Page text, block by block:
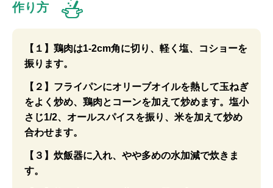
作り方
【１】鶏肉は1-2cm角に切り、軽く塩、コショーを
振ります。
【２】フライパンにオリーブオイルを熱して玉ねぎ
をよく炒め、鶏肉とコーンを加えて炒めます。塩小
さじ1/2、オールスパイスを振り、米を加えて炒め
合わせます。
【３】炊飯器に入れ、やや多めの水加減で炊きま
す。